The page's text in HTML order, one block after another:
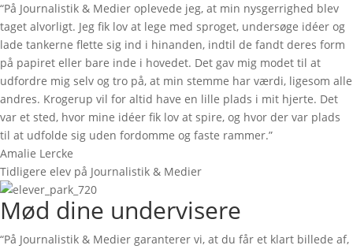
“På Journalistik & Medier oplevede jeg, at min nysgerrighed blev
taget alvorligt. Jeg fik lov at lege med sproget, undersøge idéer og
lade tankerne flette sig ind i hinanden, indtil de fandt deres form
på papiret eller bare inde i hovedet. Det gav mig modet til at
udfordre mig selv og tro på, at min stemme har værdi, ligesom alle
andres. Krogerup vil for altid have en lille plads i mit hjerte. Det
var et sted, hvor mine idéer fik lov at spire, og hvor der var plads
til at udfolde sig uden fordomme og faste rammer.”
Amalie Lercke
Tidligere elev på Journalistik & Medier
Mød dine undervisere
“På Journalistik & Medier garanterer vi, at du får et klart billede af,